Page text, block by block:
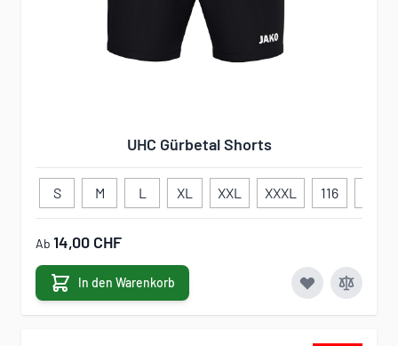
UHC Gürbetal Shorts
S M L XL XXL XXXL 116
Ab 14,00 CHF
In den Warenkorb